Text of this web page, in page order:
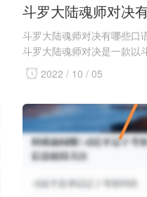
斗罗大陆魂师对决
化游戏名词 游戏名
斗罗大陆魂师对决有哪些口
斗罗大陆魂师对决是一款以
的战斗竞技游戏，在游戏中
口语化的游戏名词，这个对
游戏名词解...
2022 / 10 / 05